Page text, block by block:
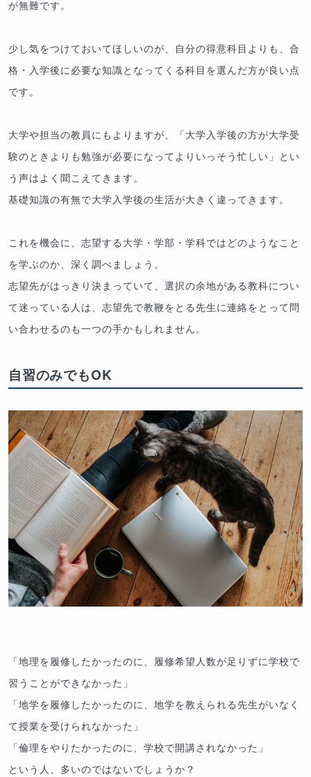
が無難です。
少し気をつけておいてほしいのが、自分の得意科目よりも、合
格・入学後に必要な知識となってくる科目を選んだ方が良い点
です。
大学や担当の教員にもよりますが、「大学入学後の方が大学受
験のときよりも勉強が必要になってよりいっそう忙しい」とい
う声はよく聞こえてきます。
基礎知識の有無で大学入学後の生活が大きく違ってきます。
これを機会に、志望する大学・学部・学科ではどのようなこと
を学ぶのか、深く調べましょう。
志望先がはっきり決まっていて、選択の余地がある教科につい
て迷っている人は、志望先で教鞭をとる先生に連絡をとって問
い合わせるのも一つの手かもしれません。
自習のみでもOK
「地理を履修したかったのに、履修希望人数が足りずに学校で
習うことができなかった」
「地学を履修したかったのに、地学を教えられる先生がいなく
て授業を受けられなかった」
「倫理をやりたかったのに、学校で開講されなかった」
という人、多いのではないでしょうか？